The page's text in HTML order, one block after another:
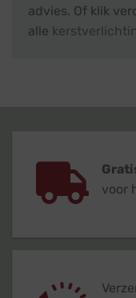
advies. Of klik
alle
voor